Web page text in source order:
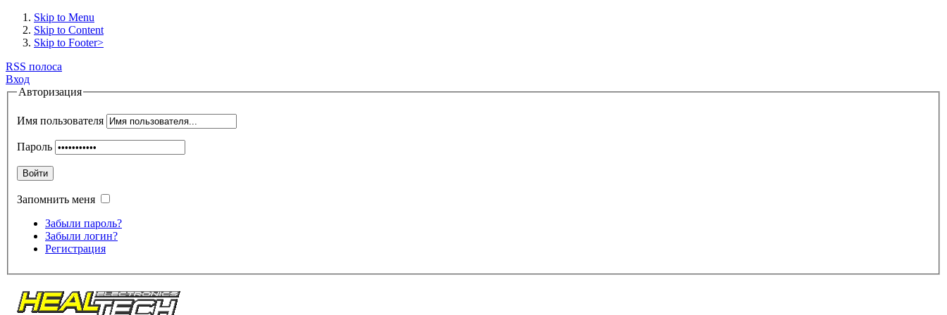
Skip to Menu
Skip to Content
Skip to Footer>
RSS полоса
Вход
Авторизация
Имя пользователя
Пароль
Войти
Запомнить меня
Забыли пароль?
Забыли логин?
Регистрация